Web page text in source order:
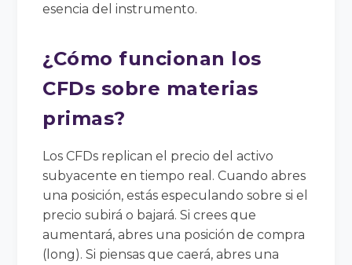
esencia del instrumento.
¿Cómo funcionan los
CFDs sobre materias
primas?
Los CFDs replican el precio del activo
subyacente en tiempo real. Cuando abres
una posición, estás especulando sobre si el
precio subirá o bajará. Si crees que
aumentará, abres una posición de compra
(long). Si piensas que caerá, abres una